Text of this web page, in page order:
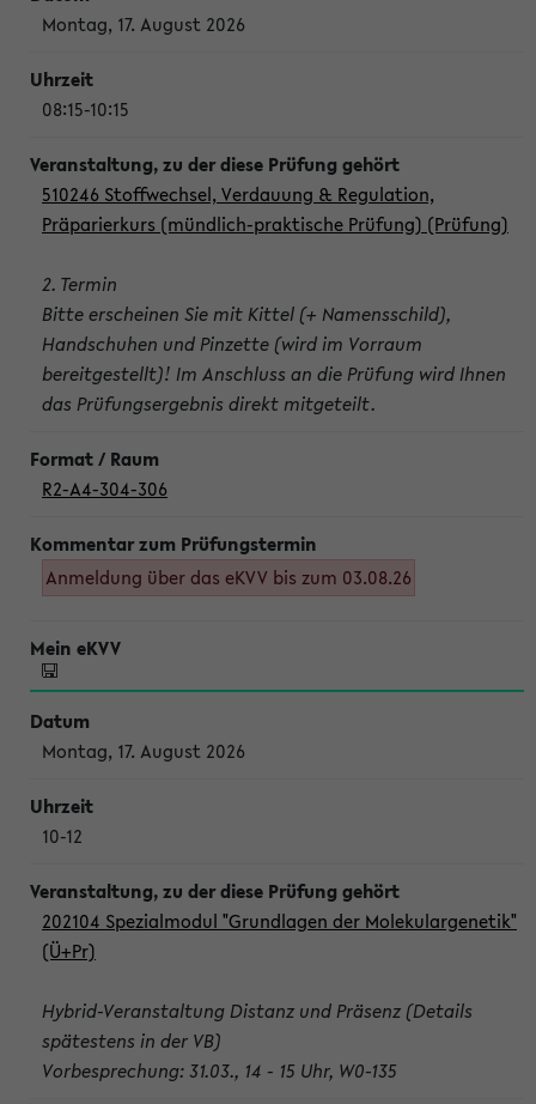
Montag, 17. August 2026
08:15-10:15
510246 Stoffwechsel, Verdauung & Regulation,
Präparierkurs (mündlich-praktische Prüfung) (Prüfung)
2. Termin
Bitte erscheinen Sie mit Kittel (+ Namensschild),
Handschuhen und Pinzette (wird im Vorraum
bereitgestellt)! Im Anschluss an die Prüfung wird Ihnen
das Prüfungsergebnis direkt mitgeteilt.
R2-A4-304-306
Anmeldung über das eKVV bis zum 03.08.26
Montag, 17. August 2026
10-12
202104 Spezialmodul "Grundlagen der Molekulargenetik"
(Ü+Pr)
Hybrid-Veranstaltung Distanz und Präsenz (Details
spätestens in der VB)
Vorbesprechung: 31.03., 14 - 15 Uhr, W0-135